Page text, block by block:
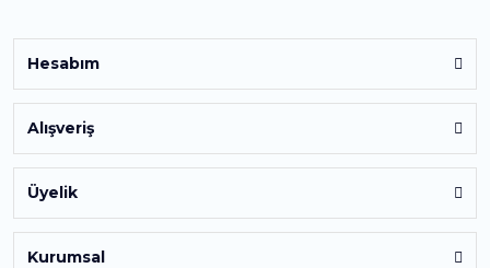
Hesabım
Alışveriş
Üyelik
Kurumsal